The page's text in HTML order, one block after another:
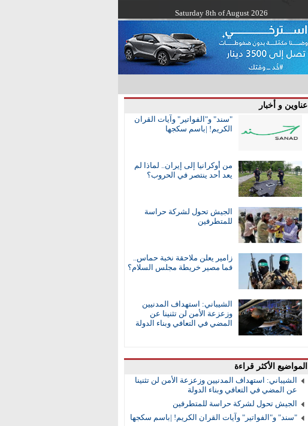
Saturday 8th of August 2026
عناوين و أخبار
"سند" و"الفواتير" وآيات القران
الكريم! |باسم سكجها
من أوكرانيا إلى إيران.. لماذا لم
يعد أحد ينتصر في الحروب؟
الجيش تحول لشركة حراسة
للمتطرفين
زامير يعلن ملاحقة نخبة حماس..
فما مصير خريطة مجلس السلام؟
الشيباني: استهداف المدنيين
وزعزعة الأمن لن تثنينا عن
المضي في التعافي وبناء الدولة
المواضيع الأكثر قراءة
الشيباني: استهداف المدنيين وزعزعة الأمن لن تثنينا
عن المضي في التعافي وبناء الدولة
الجيش تحول لشركة حراسة للمتطرفين
"سند" و"الفواتير" وآيات القران الكريم! |باسم سكجها